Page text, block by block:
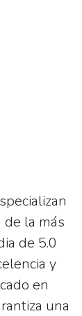
la más
de 5.0
y
en
una